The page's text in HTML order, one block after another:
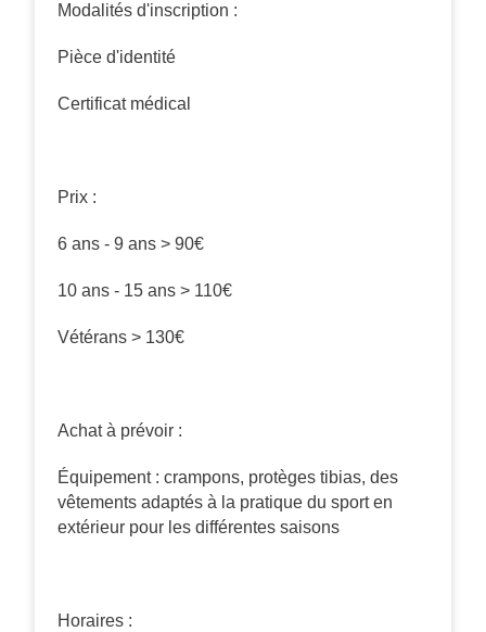
Modalités d'inscription :
Pièce d'identité
Certificat médical
Prix :
6 ans - 9 ans > 90€
10 ans - 15 ans > 110€
Vétérans > 130€
Achat à prévoir :
Équipement : crampons, protèges tibias, des
vêtements adaptés à la pratique du sport en
extérieur pour les différentes saisons
Horaires :